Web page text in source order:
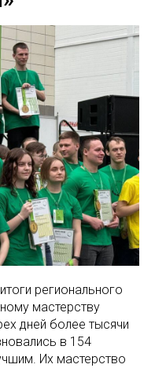
регионального
мастерству
дней более тысячи
в 154
Их мастерство